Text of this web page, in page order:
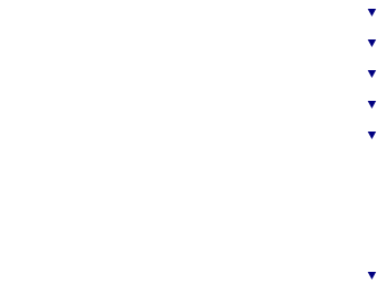
▼
▼
▼
▼
▼
▼